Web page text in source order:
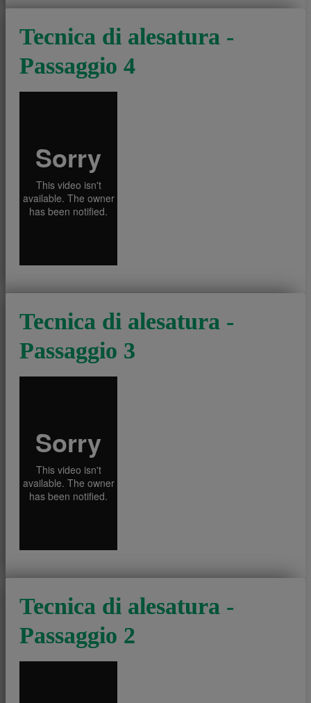
Tecnica di alesatura -
Passaggio 4
Tecnica di alesatura -
Passaggio 3
Tecnica di alesatura -
Passaggio 2